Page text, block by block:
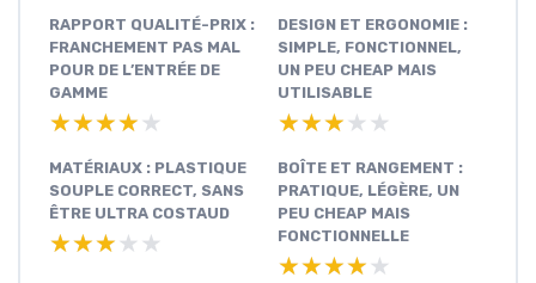
RAPPORT QUALITÉ-PRIX :
FRANCHEMENT PAS MAL
POUR DE L’ENTRÉE DE
GAMME
★★★★★
★★★★★
DESIGN ET ERGONOMIE :
SIMPLE, FONCTIONNEL,
UN PEU CHEAP MAIS
UTILISABLE
★★★★★
★★★★★
MATÉRIAUX : PLASTIQUE
SOUPLE CORRECT, SANS
ÊTRE ULTRA COSTAUD
★★★★★
★★★★★
BOÎTE ET RANGEMENT :
PRATIQUE, LÉGÈRE, UN
PEU CHEAP MAIS
FONCTIONNELLE
★★★★★
★★★★★